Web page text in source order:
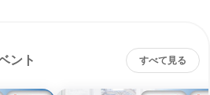
ント すべて見る